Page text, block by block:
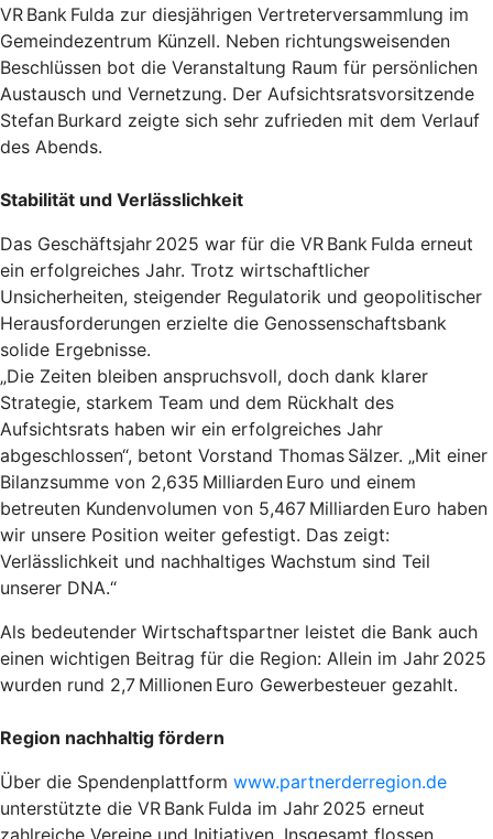
VR Bank Fulda zur diesjährigen Vertreterversammlung im
Gemeindezentrum Künzell. Neben richtungsweisenden
Beschlüssen bot die Veranstaltung Raum für persönlichen
Austausch und Vernetzung. Der Aufsichtsratsvorsitzende
Stefan Burkard zeigte sich sehr zufrieden mit dem Verlauf
des Abends.
Stabilität und Verlässlichkeit
Das Geschäftsjahr 2025 war für die VR Bank Fulda erneut
ein erfolgreiches Jahr. Trotz wirtschaftlicher
Unsicherheiten, steigender Regulatorik und geopolitischer
Herausforderungen erzielte die Genossenschaftsbank
solide Ergebnisse.
„Die Zeiten bleiben anspruchsvoll, doch dank klarer
Strategie, starkem Team und dem Rückhalt des
Aufsichtsrats haben wir ein erfolgreiches Jahr
abgeschlossen“, betont Vorstand Thomas Sälzer. „Mit einer
Bilanzsumme von 2,635 Milliarden Euro und einem
betreuten Kundenvolumen von 5,467 Milliarden Euro haben
wir unsere Position weiter gefestigt. Das zeigt:
Verlässlichkeit und nachhaltiges Wachstum sind Teil
unserer DNA.“
Als bedeutender Wirtschaftspartner leistet die Bank auch
einen wichtigen Beitrag für die Region: Allein im Jahr 2025
wurden rund 2,7 Millionen Euro Gewerbesteuer gezahlt.
Region nachhaltig fördern
Über die Spendenplattform www.partnerderregion.de
unterstützte die VR Bank Fulda im Jahr 2025 erneut
zahlreiche Vereine und Initiativen. Insgesamt flossen